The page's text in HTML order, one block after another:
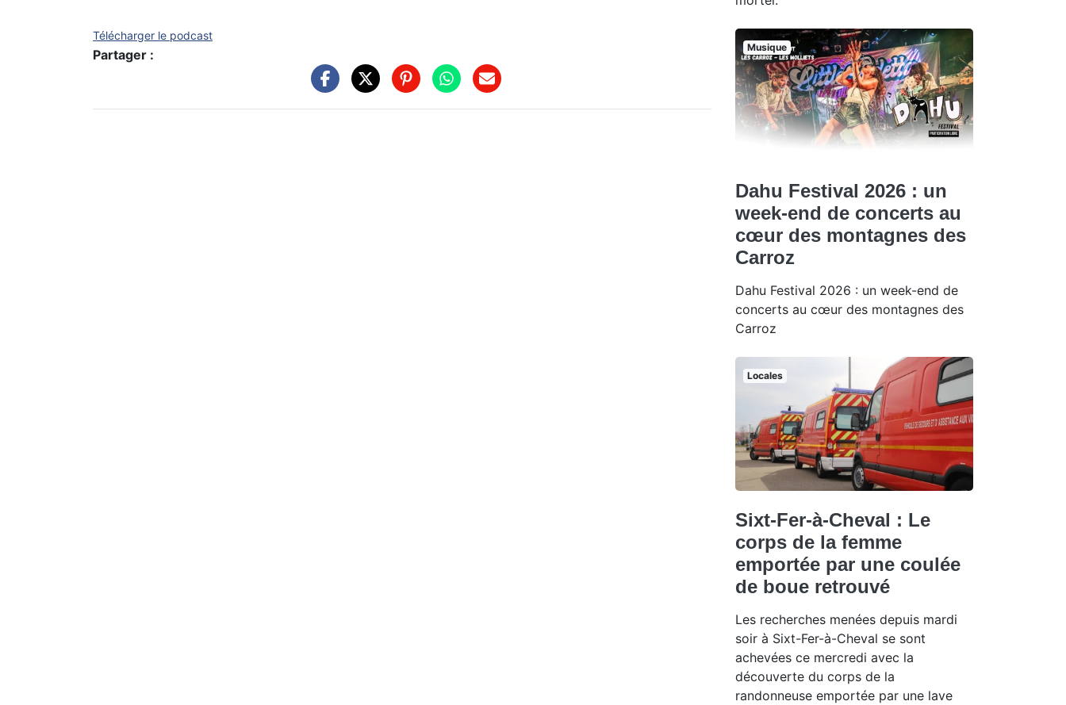
Télécharger le podcast
Partager : Musique
Dahu Festival 2026 : un
week-end de concerts au
cœur des montagnes des
Carroz
Dahu Festival 2026 : un week-end de
concerts au cœur des montagnes des
Carroz
Locales
Sixt-Fer-à-Cheval : Le
corps de la femme
emportée par une coulée
de boue retrouvé
Les recherches menées depuis mardi
soir à Sixt-Fer-à-Cheval se sont
achevées ce mercredi avec la
découverte du corps de la
randonneuse emportée par une lave